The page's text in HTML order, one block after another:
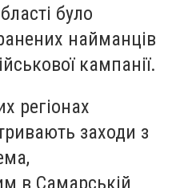
було
найманців
кампанії.
регіонах
заходи з
в Самарській